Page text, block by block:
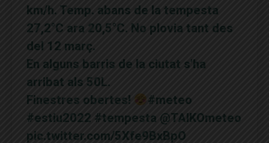
km/h. Temp. abans de la tempesta
27,2°C ara 20,5°C. No plovia tant des
del 12 març.
En alguns barris de la ciutat s’ha
arribat als 50L.
Finestres obertes!
#meteo
#estiu2022 #tempesta @TAIKOmeteo
pic.twitter.com/5Xfe9BxBpO